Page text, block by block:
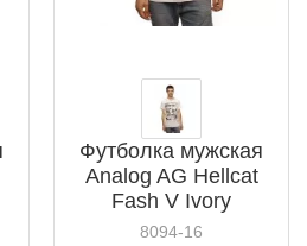
Футболка мужская
Analog AG Hellcat
Fash V Ivory
(247709102)
8094-16